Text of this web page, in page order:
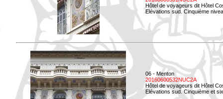
Hôtel de voyageurs dit Hôtel
Elévations sud. Cinquième
06 - Menton
20160600532NUC2A
Hôtel de voyageurs dit Hôtel
Elévations sud. Cinquième et